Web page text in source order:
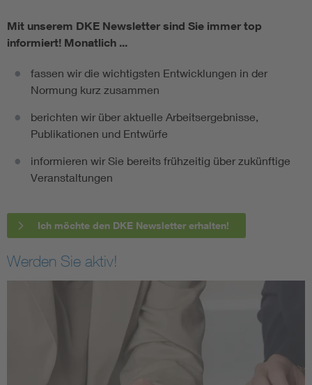
Mit unserem DKE Newsletter sind Sie immer top
informiert! Monatlich ...
fassen wir die wichtigsten Entwicklungen in der
Normung kurz zusammen
berichten wir über aktuelle Arbeitsergebnisse,
Publikationen und Entwürfe
informieren wir Sie bereits frühzeitig über zukünftige
Veranstaltungen
Ich möchte den DKE Newsletter erhalten!
Werden Sie aktiv!